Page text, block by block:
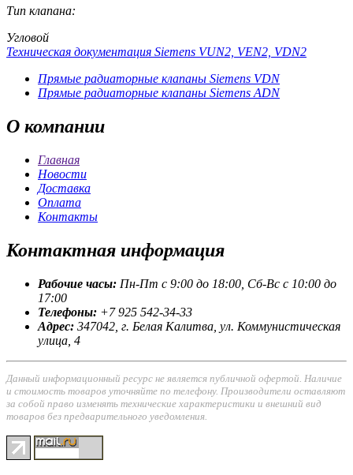
Тип клапана:
Угловой
Техническая документация Siemens VUN2, VEN2, VDN2
Прямые радиаторные клапаны Siemens VDN
Прямые радиаторные клапаны Siemens ADN
О компании
Главная
Новости
Доставка
Оплата
Контакты
Контактная информация
Рабочие часы: Пн-Пт с 9:00 до 18:00, Сб-Вс с 10:00 до
17:00
Телефоны: +7 925 542-34-33
Адрес: 347042, г. Белая Калитва, ул. Коммунистическая
улица, 4
Данный информационный ресурс не является публичной офертой. Наличие
и стоимость товаров уточняйте по телефону. Производители оставляют
за собой право изменять технические характеристики и внешний вид
товаров без предварительного уведомления.